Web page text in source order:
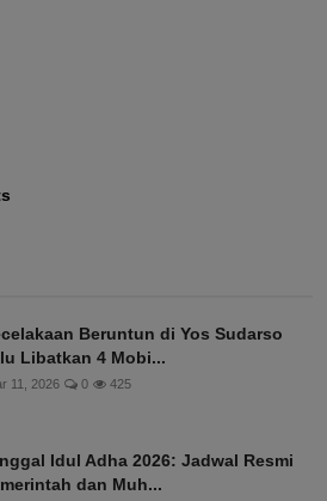
Beruntun di Yos Sudarso
Libatkan 4 Mobi...
11, 2026 0 425
Idul Adha 2026: Jadwal Resmi
dan Muh...